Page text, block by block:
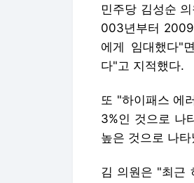
민주당 김성순
003년부터
에게 임대했다"
다"고 지적했다.
또 "하이패스 에
3%인 것으로 나
높은 것으로 나
김 의원은 "최근